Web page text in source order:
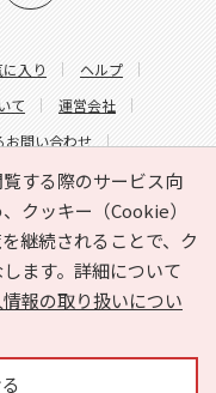
する際のサービス向
クッキー（Cookie）
継続されることで、ク
ます。詳細について
報の取り扱いについ
入り
ヘルプ
て
運営会社
お問い合わせ
い合わせ
Reserved.